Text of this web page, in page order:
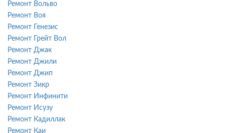
Ремонт Вольво
Ремонт Воя
Ремонт Генезис
Ремонт Грейт Вол
Ремонт Джак
Ремонт Джили
Ремонт Джип
Ремонт Зикр
Ремонт Инфинити
Ремонт Исузу
Ремонт Кадиллак
Ремонт Каи